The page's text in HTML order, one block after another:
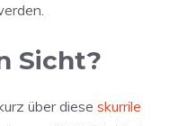
Sicht?
über diese skurrile